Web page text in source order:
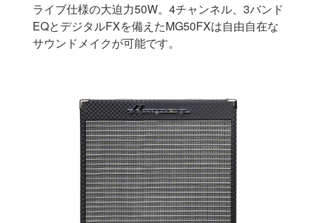
ライブ仕様の大迫力50W。4チャンネル、3バンド
EQとデジタルFXを備えたMG50FXは自由自在な
サウンドメイクが可能です。